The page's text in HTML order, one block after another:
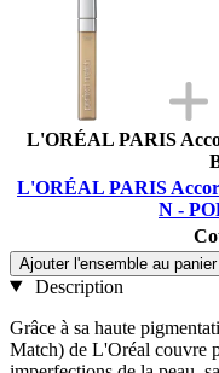
L'ORÉAL PARIS
L'ORÉAL PARIS
N -
Ajouter l'ensemble au panier
Description
Grâce à sa haute
Match) de L'Oréal couvre